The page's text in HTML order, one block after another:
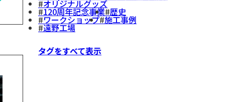
オリジナルグッズ
120周年記念事業 歴史
ワークショップ 施工事例
遠野工場
タグをすべて表示